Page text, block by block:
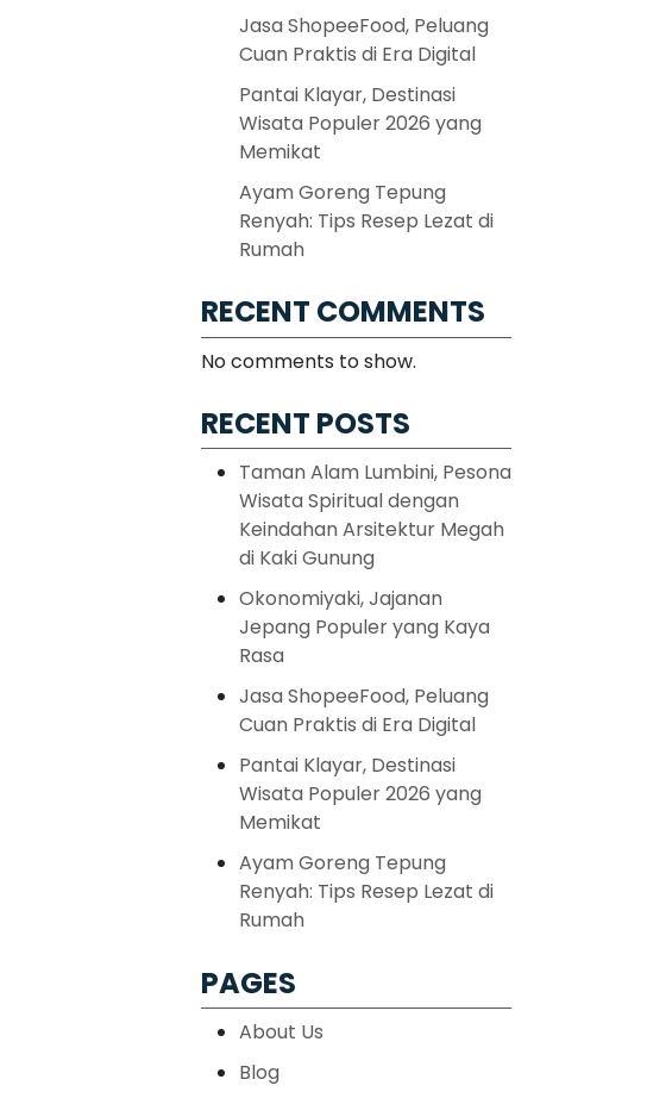
Jasa ShopeeFood, Peluang
Cuan Praktis di Era Digital
Pantai Klayar, Destinasi
Wisata Populer 2026 yang
Memikat
Ayam Goreng Tepung
Renyah: Tips Resep Lezat di
Rumah
RECENT COMMENTS
No comments to show.
RECENT POSTS
Taman Alam Lumbini, Pesona
Wisata Spiritual dengan
Keindahan Arsitektur Megah
di Kaki Gunung
Okonomiyaki, Jajanan
Jepang Populer yang Kaya
Rasa
Jasa ShopeeFood, Peluang
Cuan Praktis di Era Digital
Pantai Klayar, Destinasi
Wisata Populer 2026 yang
Memikat
Ayam Goreng Tepung
Renyah: Tips Resep Lezat di
Rumah
PAGES
About Us
Blog